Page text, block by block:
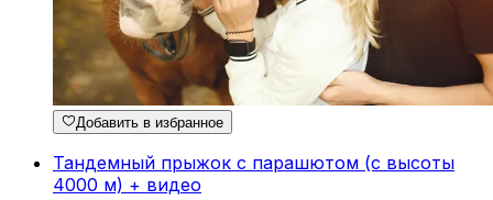
Добавить в избранное
Тандемный прыжок с парашютом (с высоты
4000 м) + видео